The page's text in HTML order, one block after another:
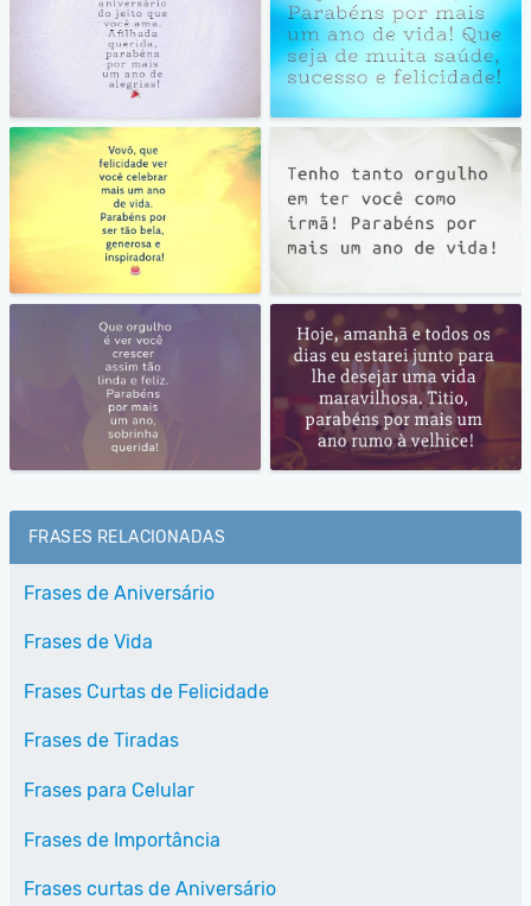
FRASES RELACIONADAS
Frases de Aniversário
Frases de Vida
Frases Curtas de Felicidade
Frases de Tiradas
Frases para Celular
Frases de Importância
Frases curtas de Aniversário